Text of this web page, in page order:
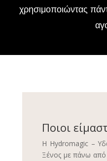
χρησιμοποιώντας
Ποιοι
Η Hydromagic –
Ξένος με πάνω